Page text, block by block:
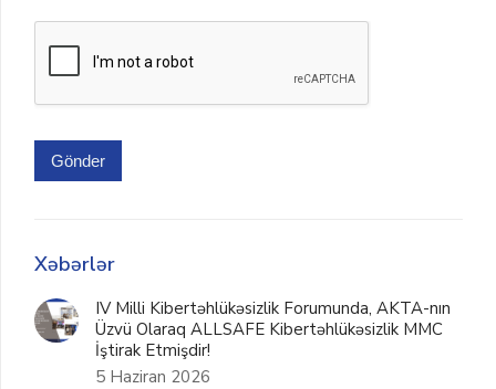
Gönder
Xəbərlər
IV Milli Kibertəhlükəsizlik Forumunda, AKTA-nın
Üzvü Olaraq ALLSAFE Kibertəhlükəsizlik MMC
İştirak Etmişdir!
5 Haziran 2026